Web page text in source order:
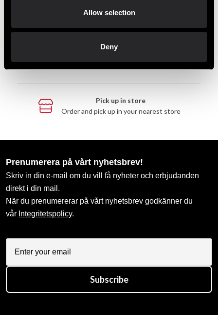
Allow selection
Deny
Club discounts
Pick up in store
Order and pick up in your nearest store
Prenumerera på vårt nyhetsbrev!
Skriv in din e-mail om du vill få nyheter och erbjudanden
direkt i din mail.
När du prenumererar på vårt nyhetsbrev godkänner du
vår Integritetspolicy.
Subscribe